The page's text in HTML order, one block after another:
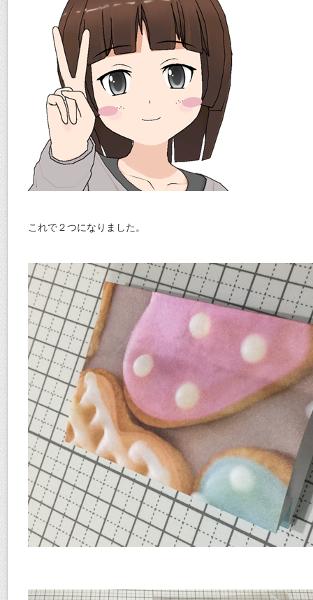
これで２つになりました。